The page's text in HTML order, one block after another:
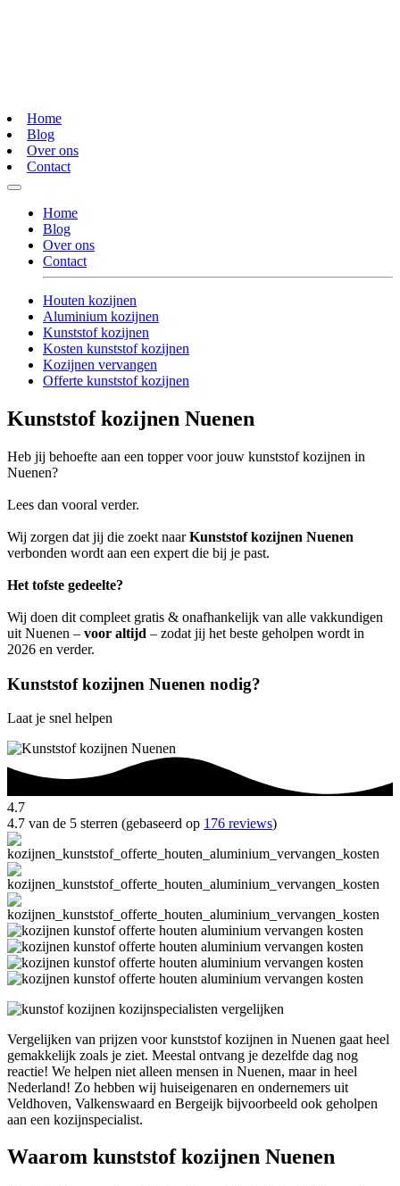
Home
Blog
Over ons
Contact
Home
Blog
Over ons
Contact
Houten kozijnen
Aluminium kozijnen
Kunststof kozijnen
Kosten kunststof kozijnen
Kozijnen vervangen
Offerte kunststof kozijnen
Kunststof kozijnen Nuenen
Heb jij behoefte aan een topper voor jouw kunststof kozijnen in
Nuenen?
Lees dan vooral verder.
Wij zorgen dat jij die zoekt naarKunststof kozijnen Nuenen
verbonden wordt aan een expert die bij je past.
Het tofste gedeelte?
Wij doen dit compleet gratis & onafhankelijk van alle vakkundigen
uit Nuenen – voor altijd – zodat jij het beste geholpen wordt in
2026 en verder.
Kunststof kozijnen Nuenen nodig?
Laat je snel helpen
4.7
4.7 van de 5 sterren (gebaseerd op 176 reviews)
Vergelijken van prijzen voor kunststof kozijnen in Nuenen gaat heel
gemakkelijk zoals je ziet. Meestal ontvang je dezelfde dag nog
reactie! We helpen niet alleen mensen in Nuenen, maar in heel
Nederland! Zo hebben wij huiseigenaren en ondernemers uit
Veldhoven, Valkenswaard en Bergeijk bijvoorbeeld ook geholpen
aan een kozijnspecialist.
Waarom kunststof kozijnen Nuenen